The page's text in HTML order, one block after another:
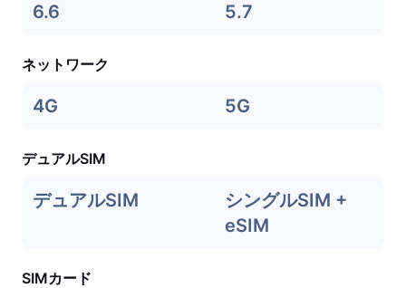
6.6 5.7
ネットワーク
4G 5G
デュアルSIM
デュアルSIM
シングルSIM +
eSIM
SIMカード